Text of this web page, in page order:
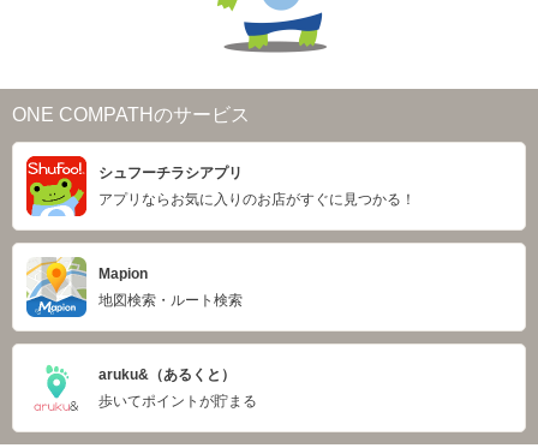
ONE COMPATHのサービス
シュフーチラシアプリ
アプリならお気に入りのお店がすぐに見つかる！
Mapion
地図検索・ルート検索
aruku&（あるくと）
歩いてポイントが貯まる